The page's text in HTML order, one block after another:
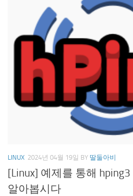
LINUX 2024년 04월 19일 BY 딸둘아비
[Linux] 예제를 통해
알아봅시다